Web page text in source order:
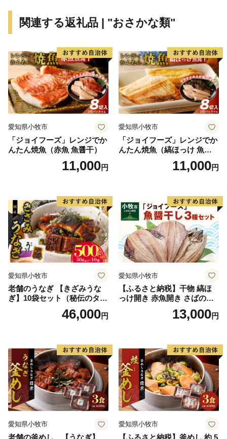
関連する返礼品 | "おさかな類"
愛知県小牧市
「ジョイフーズ」レンジでか
んたん焼魚（赤魚 魚醤干）
11,000円
愛知県小牧市
「ジョイフーズ」レンジでか
んたん焼魚（縞ほっけ 魚醤
11,000円
愛知県小牧市
老舗のうなぎ 【きざみうな
ぎ】10袋セット（秘伝のタレ
46,000円
愛知県小牧市
【ふるさと納税】干物 縞ほ
っけ開き 赤魚開き さばの開
き 魚醤干し 3種 セット 詰め
合わせ 魚 おかず 肉厚 おいし
取り寄せグルメ 魚醤 ナンプ
ラー 愛知県 小牧市 冷凍 送料
無料
13,000円
愛知県小牧市
老舗の釜めし 【うなぎ】
愛知県小牧市
【ふるさと納税】釜めし 約 5